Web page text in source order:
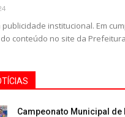
institucional. Em
do conteúdo no site da
Campeonato Municipal